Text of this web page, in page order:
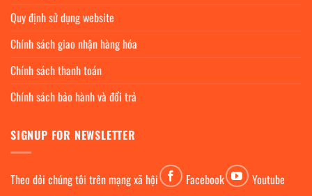
Quy định sử dụng website
Chính sách giao nhận hàng hóa
Chính sách thanh toán
Chính sách bảo hành và đổi trả
SIGNUP FOR NEWSLETTER
Theo dỏi chúng tôi trên mạng xã hội Facebook Youtube